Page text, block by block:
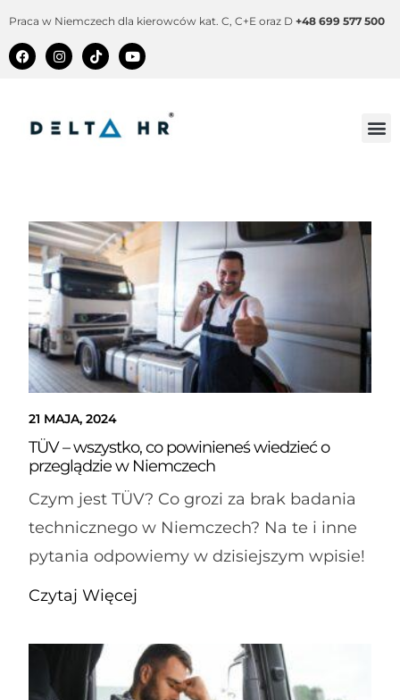
Praca w Niemczech dla kierowców kat. C, C+E oraz D +48 699 577 500
TÜV – wszystko, co powinieneś wiedzieć o
przeglądzie w Niemczech
21 MAJA, 2024
Czym jest TÜV? Co grozi za brak badania
technicznego w Niemczech? Na te i inne
pytania odpowiemy w dzisiejszym wpisie!
Czytaj Więcej